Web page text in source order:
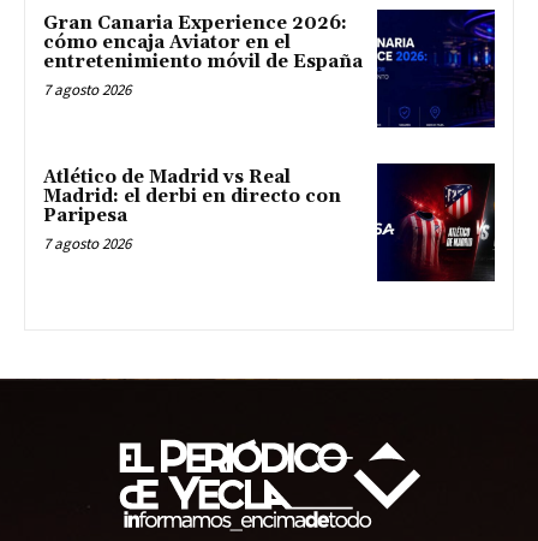
Gran Canaria Experience 2026:
cómo encaja Aviator en el
entretenimiento móvil de España
7 agosto 2026
Atlético de Madrid vs Real
Madrid: el derbi en directo con
Paripesa
7 agosto 2026